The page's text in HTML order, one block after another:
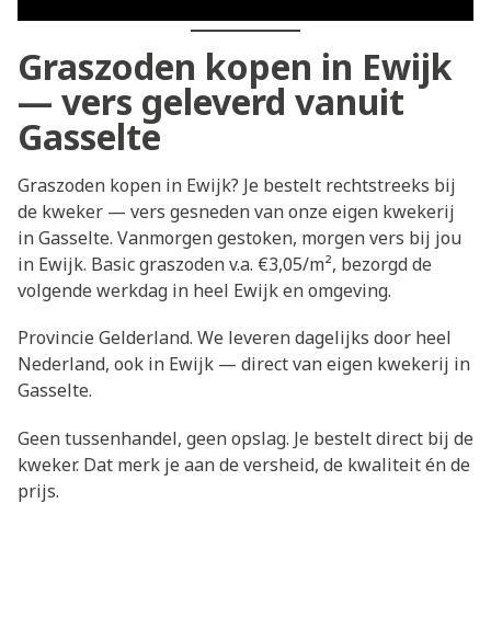
Graszoden kopen in Ewijk
— vers geleverd vanuit
Gasselte
Graszoden kopen in Ewijk? Je bestelt rechtstreeks bij
de kweker — vers gesneden van onze eigen kwekerij
in Gasselte. Vanmorgen gestoken, morgen vers bij jou
in Ewijk. Basic graszoden v.a. €3,05/m², bezorgd de
volgende werkdag in heel Ewijk en omgeving.
Provincie Gelderland. We leveren dagelijks door heel
Nederland, ook in Ewijk — direct van eigen kwekerij in
Gasselte.
Geen tussenhandel, geen opslag. Je bestelt direct bij de
kweker. Dat merk je aan de versheid, de kwaliteit én de
prijs.